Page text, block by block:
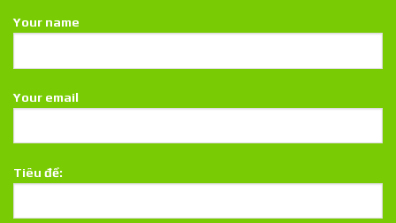
Your name
Your email
Tiêu đề: